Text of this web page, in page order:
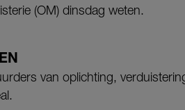
(OM) dinsdag weten.
van oplichting,